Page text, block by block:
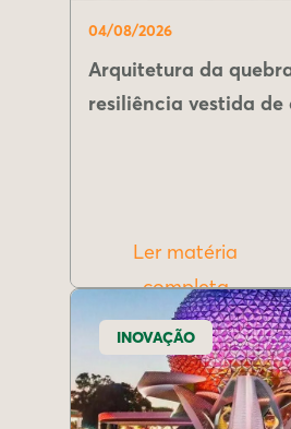
04/08/2026
Arquitetura da
resiliência vestida
Ler matéria
completa
INOVAÇÃO